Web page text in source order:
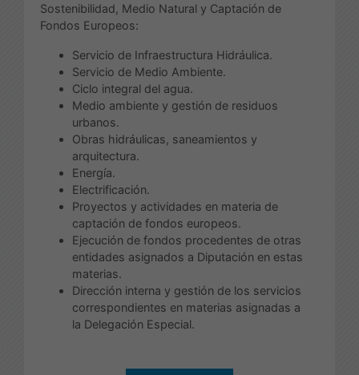
Sostenibilidad, Medio Natural y Captación de
Fondos Europeos:
Servicio de Infraestructura Hidráulica.
Servicio de Medio Ambiente.
Ciclo integral del agua.
Medio ambiente y gestión de residuos
urbanos.
Obras hidráulicas, saneamientos y
arquitectura.
Energía.
Electrificación.
Proyectos y actividades en materia de
captación de fondos europeos.
Ejecución de fondos procedentes de otras
entidades asignados a Diputación en estas
materias.
Dirección interna y gestión de los servicios
correspondientes en materias asignadas a
la Delegación Especial.